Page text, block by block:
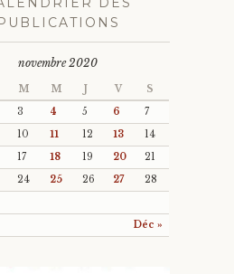
novembre 2020
M M J V S
Déc »
3 4 5 6
7
10
11 12 13
14
17
18 19 20
21
24
25 26 27 28